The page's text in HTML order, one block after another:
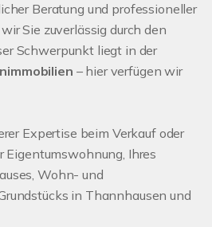
Beratung und professioneller
Sie zuverlässig durch den
Schwerpunkt liegt in der
– hier verfügen wir
Expertise beim Verkauf oder
Eigentumswohnung, Ihres
Wohn- und
in Thannhausen und